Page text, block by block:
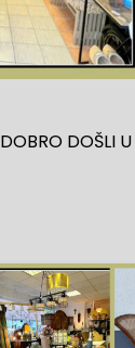
DOBRO DOŠLI